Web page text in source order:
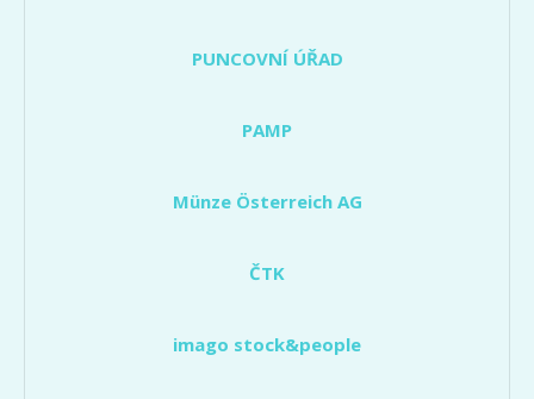
PUNCOVNÍ ÚŘAD
PAMP
Münze Österreich AG
ČTK
imago stock&people